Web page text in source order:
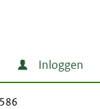
Inloggen